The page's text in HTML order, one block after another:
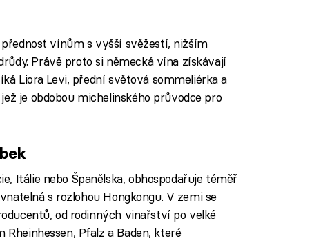
vínům s vyšší svěžestí, nižším
Právě proto si německá vína získávají
Liora Levi, přední světová sommeliérka a
je obdobou michelinského průvodce pro
Itálie nebo Španělska, obhospodařuje téměř
s rozlohou Hongkongu. V zemi se
od rodinných vinařství po velké
Pfalz a Baden, které